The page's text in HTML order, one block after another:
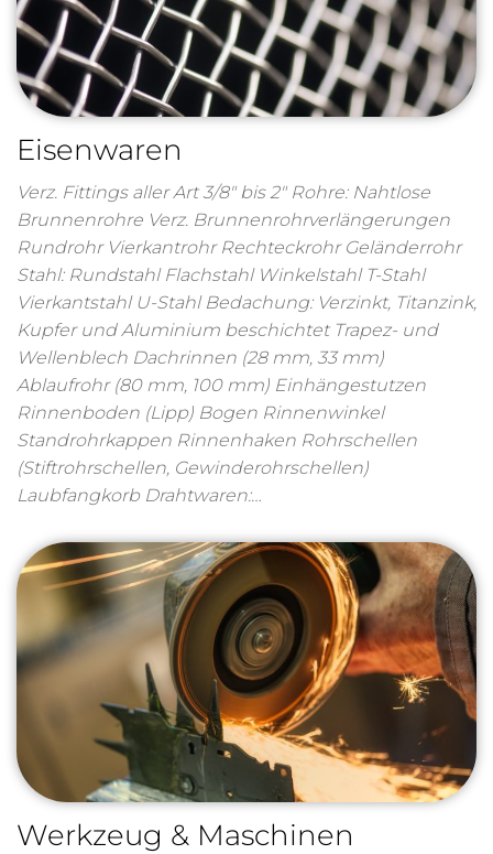
Eisenwaren
Verz. Fittings aller Art 3/8″ bis 2″ Rohre: Nahtlose
Brunnenrohre Verz. Brunnenrohrverlängerungen
Rundrohr Vierkantrohr Rechteckrohr Geländerrohr
Stahl: Rundstahl Flachstahl Winkelstahl T-Stahl
Vierkantstahl U-Stahl Bedachung: Verzinkt, Titanzink,
Kupfer und Aluminium beschichtet Trapez- und
Wellenblech Dachrinnen (28 mm, 33 mm)
Ablaufrohr (80 mm, 100 mm) Einhängestutzen
Rinnenboden (Lipp) Bogen Rinnenwinkel
Standrohrkappen Rinnenhaken Rohrschellen
(Stiftrohrschellen, Gewinderohrschellen)
Laubfangkorb Drahtwaren:…
Werkzeug & Maschinen